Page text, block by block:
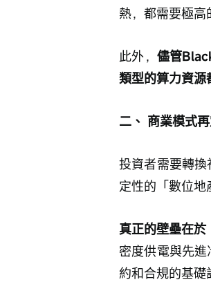
熱，都需要極高
此外， 儘管
類型的算力資
二、 商業模式
投資者需要轉
定性的「數位地
真正的壁壘在於
密度供電與先
約和合規的基礎